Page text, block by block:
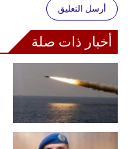
أرسل التعليق
أخبار ذات صلة